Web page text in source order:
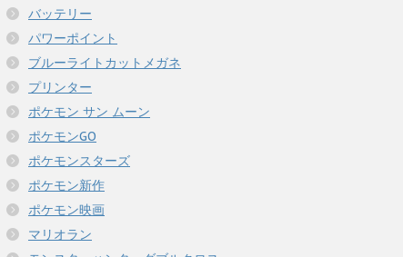
バッテリー
パワーポイント
ブルーライトカットメガネ
プリンター
ポケモン サン ムーン
ポケモンGO
ポケモンスターズ
ポケモン新作
ポケモン映画
マリオラン